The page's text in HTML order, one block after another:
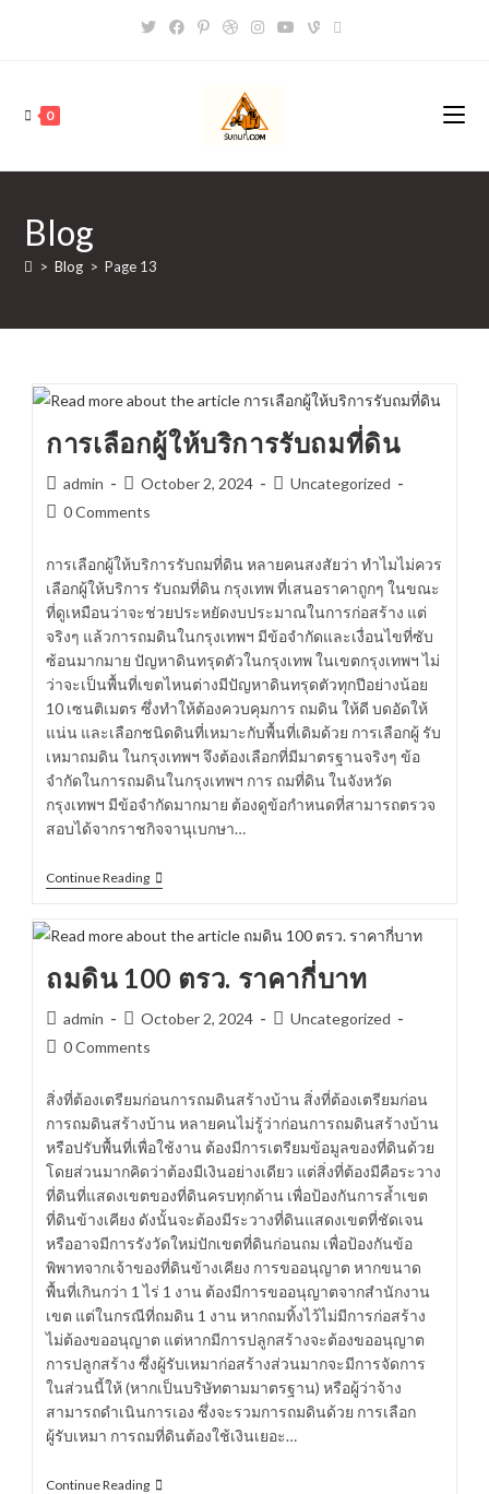
0
Blog
> Blog > Page 13
การเลือกผู้ให้บริการรับถมที่ดิน
Post
author:
admin
Post
published:
October 2, 2024
PostUncategorized
Post0 Comments
การเลือกผู้ให้บริการรับถมที่ดิน หลายคนสงสัยว่า ทำไมไม่ควร
เลือกผู้ให้บริการ รับถมที่ดิน กรุงเทพ ที่เสนอราคาถูกๆ ในขณะ
ที่ดูเหมือนว่าจะช่วยประหยัดงบประมาณในการก่อสร้าง แต่
จริงๆ แล้วการถมดินในกรุงเทพฯ มีข้อจำกัดและเงื่อนไขที่ซับ
ซ้อนมากมาย ปัญหาดินทรุดตัวในกรุงเทพ ในเขตกรุงเทพฯ ไม่
ว่าจะเป็นพื้นที่เขตไหนต่างมีปัญหาดินทรุดตัวทุกปีอย่างน้อย
10 เซนติเมตร ซึ่งทำให้ต้องควบคุมการ ถมดิน ให้ดี บดอัดให้
แน่น และเลือกชนิดดินที่เหมาะกับพื้นที่เดิมด้วย การเลือกผู้ รับ
เหมาถมดิน ในกรุงเทพฯ จึงต้องเลือกที่มีมาตรฐานจริงๆ ข้อ
จำกัดในการถมดินในกรุงเทพฯ การ ถมที่ดิน ในจังหวัด
กรุงเทพฯ มีข้อจำกัดมากมาย ต้องดูข้อกำหนดที่สามารถตรวจ
สอบได้จากราชกิจจานุเบกษา…
Continue Readingการ
เลือก
ให้
บริการ
รับ
ถม
ถมดิน 100 ตรว. ราคากี่บาท
Post
author:
admin
Post
published:
October 2, 2024
PostUncategorized
Post0 Comments
สิ่งที่ต้องเตรียมก่อนการถมดินสร้างบ้าน สิ่งที่ต้องเตรียมก่อน
การถมดินสร้างบ้าน หลายคนไม่รู้ว่าก่อนการถมดินสร้างบ้าน
หรือปรับพื้นที่เพื่อใช้งาน ต้องมีการเตรียมข้อมูลของที่ดินด้วย
โดยส่วนมากคิดว่าต้องมีเงินอย่างเดียว แต่สิ่งที่ต้องมีคือระวาง
ที่ดินที่แสดงเขตของที่ดินครบทุกด้าน เพื่อป้องกันการล้ำเขต
ที่ดินข้างเคียง ดังนั้นจะต้องมีระวางที่ดินแสดงเขตที่ชัดเจน
หรืออาจมีการรังวัดใหม่ปักเขตที่ดินก่อนถม เพื่อป้องกันข้อ
พิพาทจากเจ้าของที่ดินข้างเคียง การขออนุญาต หากขนาด
พื้นที่เกินกว่า 1 ไร่ 1 งาน ต้องมีการขออนุญาตจากสำนักงาน
เขต แต่ในกรณีที่ถมดิน 1 งาน หากถมทิ้งไว้ไม่มีการก่อสร้าง
ไม่ต้องขออนุญาต แต่หากมีการปลูกสร้างจะต้องขออนุญาต
การปลูกสร้าง ซึ่งผู้รับเหมาก่อสร้างส่วนมากจะมีการจัดการ
ในส่วนนี้ให้ (หากเป็นบริษัทตามมาตรฐาน) หรือผู้ว่าจ้าง
สามารถดำเนินการเอง ซึ่งจะรวมการถมดินด้วย การเลือก
ผู้รับเหมา การถมที่ดินต้องใช้เงินเยอะ…
Continue Readingถม